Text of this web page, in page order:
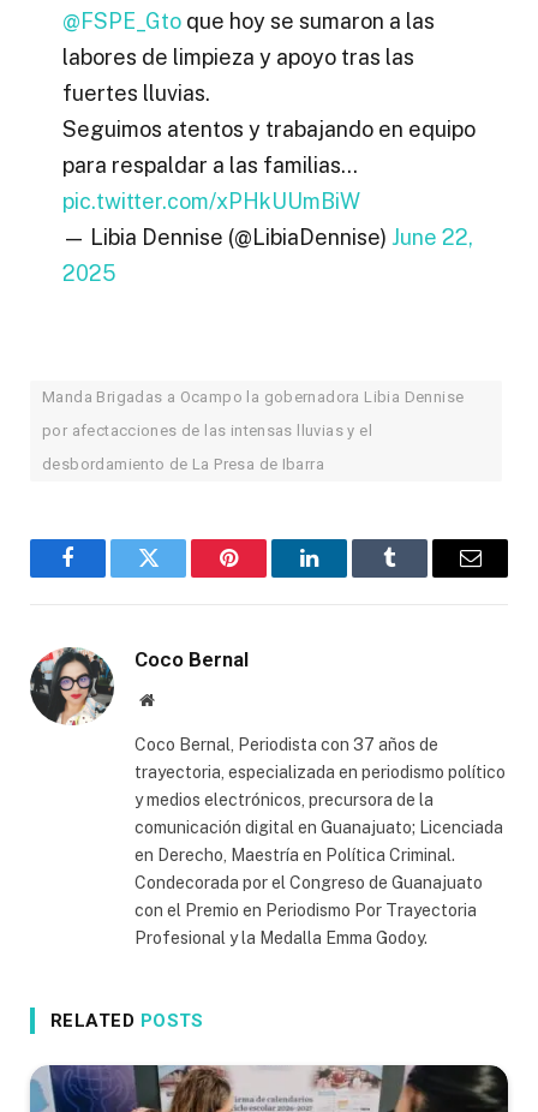
@FSPE_Gtoque hoy se sumaron a las
labores de limpieza y apoyo tras las
fuertes lluvias.
Seguimos atentos y trabajando en equipo
para respaldar a las familias…
pic.twitter.com/xPHkUUmBiW
— Libia Dennise (@LibiaDennise) June 22,
2025
Manda Brigadas a Ocampo la gobernadora Libia Dennise
por afectacciones de las intensas lluvias y el
desbordamiento de La Presa de Ibarra
FacebookTwitter Pinterest LinkedInTumblr Email
Coco Bernal
Website
Coco Bernal, Periodista con 37 años de
trayectoria, especializada en periodismo político
y medios electrónicos, precursora de la
comunicación digital en Guanajuato; Licenciada
en Derecho, Maestría en Política Criminal.
Condecorada por el Congreso de Guanajuato
con el Premio en Periodismo Por Trayectoria
Profesional y la Medalla Emma Godoy.
RELATED POSTS